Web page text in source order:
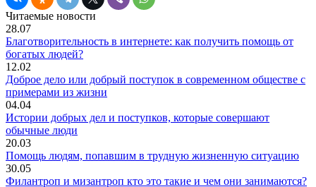
Читаемые новости
28.07
Благотворительность в интернете: как получить помощь от
богатых людей?
12.02
Доброе дело или добрый поступок в современном обществе с
примерами из жизни
04.04
Истории добрых дел и поступков, которые совершают
обычные люди
20.03
Помощь людям, попавшим в трудную жизненную ситуацию
30.05
Филантроп и мизантроп кто это такие и чем они занимаются?